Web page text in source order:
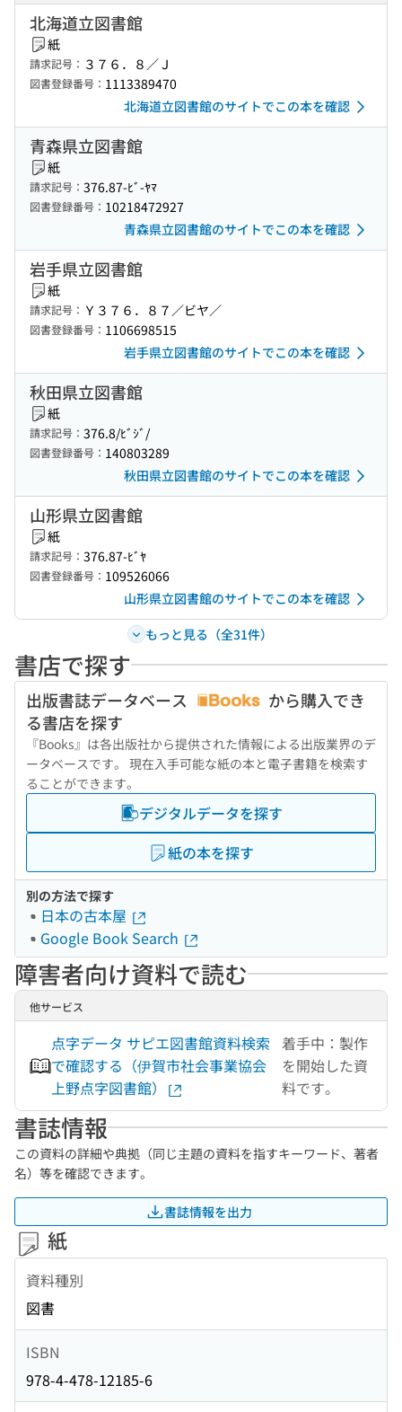
北海道立図書館
紙
請求記号： ３７６．８／Ｊ
図書登録番号： 1113389470
北海道立図書館のサイトでこの本を確認
青森県立図書館
紙
請求記号： 376.87-ﾋﾞ-ﾔﾏ
図書登録番号： 10218472927
青森県立図書館のサイトでこの本を確認
岩手県立図書館
紙
請求記号： Ｙ３７６．８７／ビヤ／
図書登録番号： 1106698515
岩手県立図書館のサイトでこの本を確認
秋田県立図書館
紙
請求記号： 376.8/ﾋﾞｼﾞ/
図書登録番号： 140803289
秋田県立図書館のサイトでこの本を確認
山形県立図書館
紙
請求記号： 376.87-ﾋﾞﾔ
図書登録番号： 109526066
山形県立図書館のサイトでこの本を確認
もっと見る（全31件）
書店で探す
出版書誌データベース
から購入でき
る書店を探す
『Books』は各出版社から提供された情報による出版業界のデ
ータベースです。 現在入手可能な紙の本と電子書籍を検索す
ることができます。
デジタルデータを探す
紙の本を探す
別の方法で探す
日本の古本屋
Google Book Search
障害者向け資料で読む
他サービス
点字データ サピエ図書館資料検索
で確認する（伊賀市社会事業協会
上野点字図書館）
着手中：製作
を開始した資
料です。
書誌情報
この資料の詳細や典拠（同じ主題の資料を指すキーワード、著者
名）等を確認できます。
書誌情報を出力
紙
資料種別
図書
ISBN
978-4-478-12185-6